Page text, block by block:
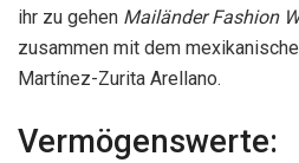
ihr zu gehen Mailänder Fashion
zusammen mit dem
Martínez-Zurita Arellano.
Vermögenswerte: